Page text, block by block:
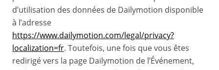
d’utilisation des données de Dailymotion disponible
à l’adresse
https://www.dailymotion.com/legal/privacy?
localization=fr. Toutefois, une fois que vous êtes
redirigé vers la page Dailymotion de l’Événement,